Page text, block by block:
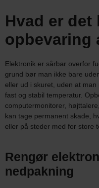
Hvad er
opbevaring
Elektronik er sårbar overfor
grund bør man ikke bare
eller ud i skuret, uden at
fast og stabil temperatur.
computermonitorer,
kan tage permanent skade,
eller på steder med for store
Rengør
nedpakning